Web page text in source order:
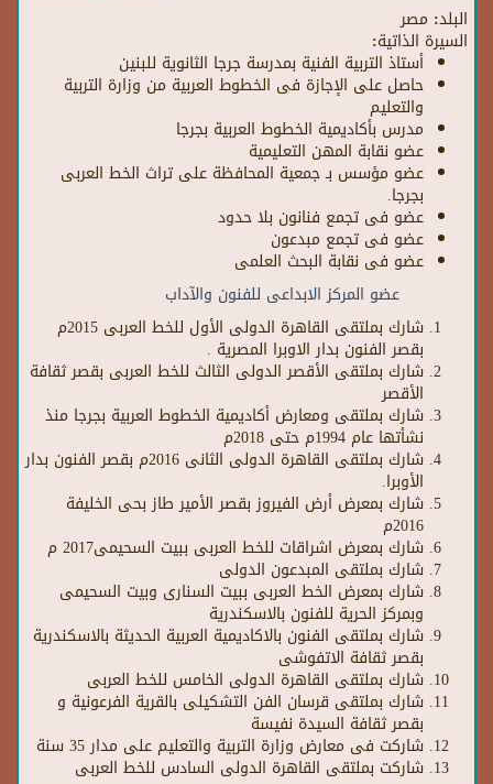
البلد: مصر
السيرة الذاتية:
أستاذ التربية الفنية بمدرسة جرجا الثانوية للبنين
حاصل على الإجازة فى الخطوط العربية من وزارة التربية
والتعليم
مدرس بأكاديمية الخطوط العربية بجرجا
عضو نقابة المهن التعليمية
عضو مؤسس بـ جمعية المحافظة على تراث الخط العربى
بجرجا.
عضو فى تجمع فنانون بلا حدود
عضو فى تجمع مبدعون
عضو فى نقابة البحث العلمى
عضو المركز الابداعى للفنون والآداب
شارك بملتقى القاهرة الدولى الأول للخط العربى 2015م
بقصر الفنون بدار الاوبرا المصرية .
شارك بملتقى الأقصر الدولى الثالث للخط العربى بقصر ثقافة
الأقصر
شارك بملتقى ومعارض أكاديمية الخطوط العربية بجرجا منذ
نشأتها عام 1994م حتى 2018م
شارك بملتقى القاهرة الدولى الثانى 2016م بقصر الفنون بدار
الأوبرا.
شارك بمعرض أرض الفيروز بقصر الأمير طاز بحى الخليفة
2016م
شارك بمعرض اشراقات للخط العربى ببيت السحيمى2017 م
شارك بملتقى المبدعون الدولى
شارك بمعرض الخط العربى ببيت السنارى وبيت السحيمى
وبمركز الحرية للفنون بالاسكندرية
شارك بملتقى الفنون بالاكاديمية العربية الحديثة بالاسكندرية
بقصر ثقافة الاتفوشى
شارك بملتقى القاهرة الدولى الخامس للخط العربى
شارك بملتقى قرسان الفن التشكيلى بالقرية الفرعونية و
بقصر ثقافة السيدة نفيسة
شاركت فى معارض وزارة التربية والتعليم على مدار 35 سنة
شاركت بملتقى القاهرة الدولى السادس للخط العربى